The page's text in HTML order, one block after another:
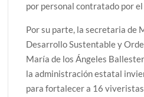
por personal contratado por
Por su parte, la secretaria de
Desarrollo Sustentable y
María de los Ángeles
la administración estatal
para fortalecer a 16